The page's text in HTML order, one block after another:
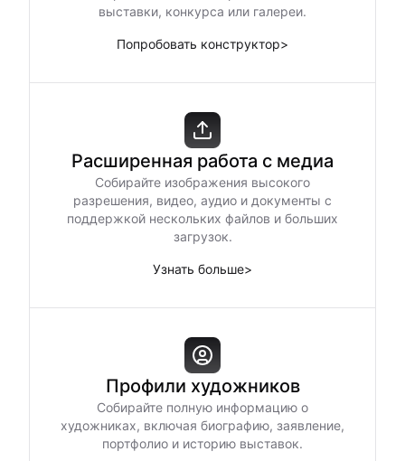
выставки, конкурса или галереи.
Попробовать конструктор>
Расширенная работа с медиа
Собирайте изображения высокого
разрешения, видео, аудио и документы с
поддержкой нескольких файлов и больших
загрузок.
Узнать больше>
Профили художников
Собирайте полную информацию о
художниках, включая биографию, заявление,
портфолио и историю выставок.